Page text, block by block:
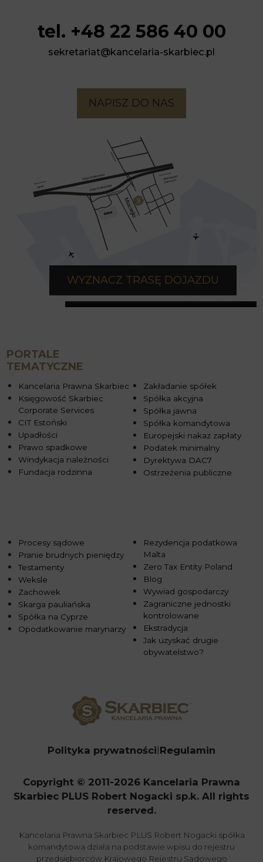
tel. +48 22 586 40 00
sekretariat@kancelaria-skarbiec.pl
NAPISZ DO NAS
WYZNACZ TRASĘ DOJAZDU
PORTALE
TEMATYCZNE
Kancelaria Prawna Skarbiec
Księgowość Skarbiec
Corporate Services
CIT Estoński
Upadłości
Prawo spadkowe
Windykacja należności
Fundacja rodzinna
Zakładanie spółek
Spółka akcyjna
Spółka jawna
Spółka komandytowa
Europejski nakaz zapłaty
Podatek minimalny
Dyrektywa DAC7
Ostrzeżenia publiczne
Procesy sądowe
Pranie brudnych pieniędzy
Testamenty
Weksle
Zachowek
Skarga pauliańska
Spółka na Cyprze
Opodatkowanie marynarzy
Rezydencja podatkowa
Malta
Zero Tax Entity Poland
Blog
Wywiad gospodarczy
Zagraniczne jednostki
kontrolowane
Ekstradycja
Jak uzyskać drugie
obywatelstwo?
Polityka prywatności Regulamin
Copyright © 2011-2026 Kancelaria Prawna
Skarbiec PLUS Robert Nogacki sp.k. All rights
reserved.
Kancelaria Prawna Skarbiec PLUS Robert Nogacki spółka
komandytowa działa na podstawie wpisu do rejestru
przedsiębiorców Krajowego Rejestru Sądowego